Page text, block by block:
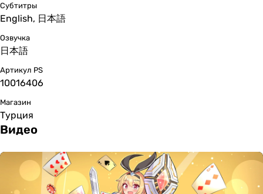
Субтитры
English, 日本語
Озвучка
日本語
Артикул PS
10016406
Магазин
Турция
Видео